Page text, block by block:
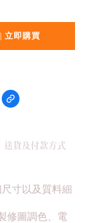
立即購買
送貨及付款方式
寸以及質料細
修圖調色、電